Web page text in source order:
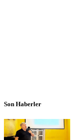
Son Haberler